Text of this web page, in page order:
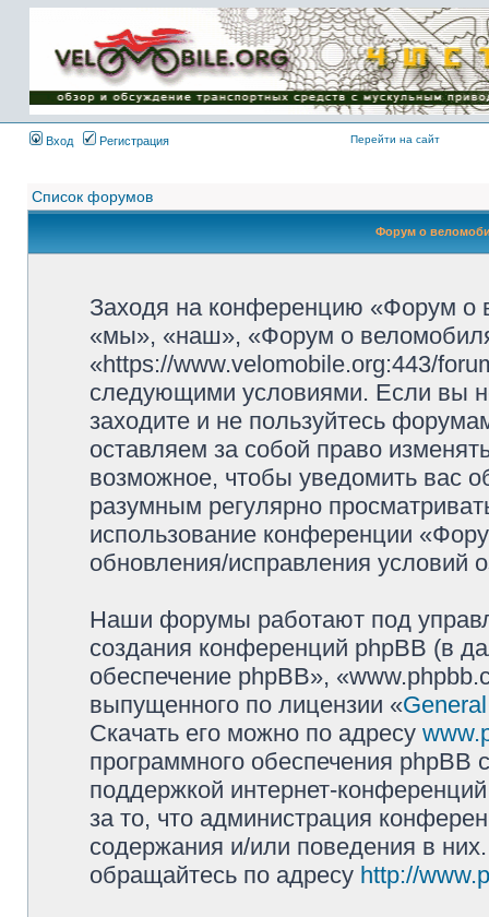
Имя пользователя:
Пароль:
{ LOG_ME_IN_SHORT
}
Вход
Регистрация Перейти на сайт
Список форумов
Форум о
Заходя на конференцию «Форум о
«мы», «наш», «Форум о
«https://www.velomobile.org:443/
следующими условиями. Если вы
заходите и не пользуйтесь
оставляем за собой право
возможное, чтобы уведомить вас
разумным регулярно
использование конференции
обновления/исправления условий
Наши форумы работают под
создания конференций phpBB (в
обеспечение phpBB»,
выпущенного по лицензии «
Скачать его можно по адресу
программного обеспечения phpBB
поддержкой интернет-
за то, что администрация
содержания и/или поведения в
обращайтесь по адресу http://